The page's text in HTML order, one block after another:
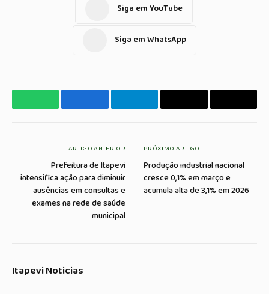
Siga em YouTube
Siga em WhatsApp
WhatsAppFacebook TelegramaCopiar
E-
ARTIGO ANTERIOR
Prefeitura de Itapevi
intensifica ação para diminuir
ausências em consultas e
exames na rede de saúde
municipal
PRÓXIMO ARTIGO
Produção industrial nacional
cresce 0,1% em março e
acumula alta de 3,1% em 2026
Itapevi Noticias